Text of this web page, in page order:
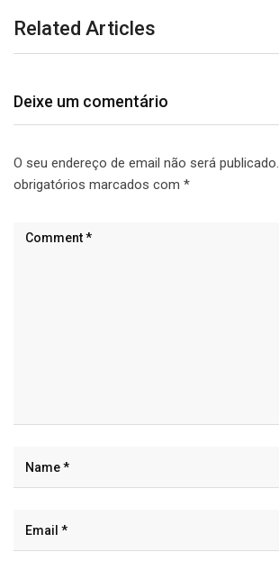
Related Articles
Deixe um comentário
O seu endereço de email não será publicado.
obrigatórios marcados com *